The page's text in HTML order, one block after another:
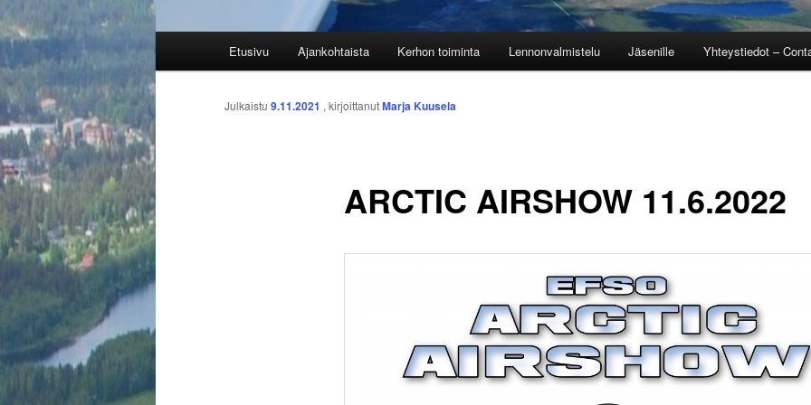
Etusivu Ajankohtaista Kerhon toiminta Lennonvalmistelu Jäsenille Yhteystiedot –
ARCTIC AIRSHOW 11.6.2022
Julkaistu 9.11.2021 , kirjoittanutMarja Kuusela